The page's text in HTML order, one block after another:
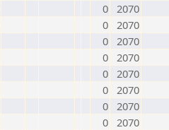
0 2070
0 2070
0 2070
0 2070
0 2070
0 2070
0 2070
0 2070